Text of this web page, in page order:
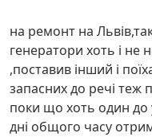
на ремонт на
генератори хоть і не
,поставив інший і
запасних до речі теж
поки що хоть один до
дні общого часу